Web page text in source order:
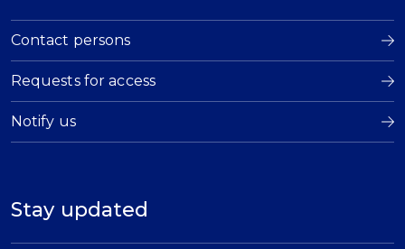
Contact persons
Requests for access
Notify us
Stay updated